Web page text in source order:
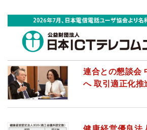
連合との懇談会
へ 取引適正化推